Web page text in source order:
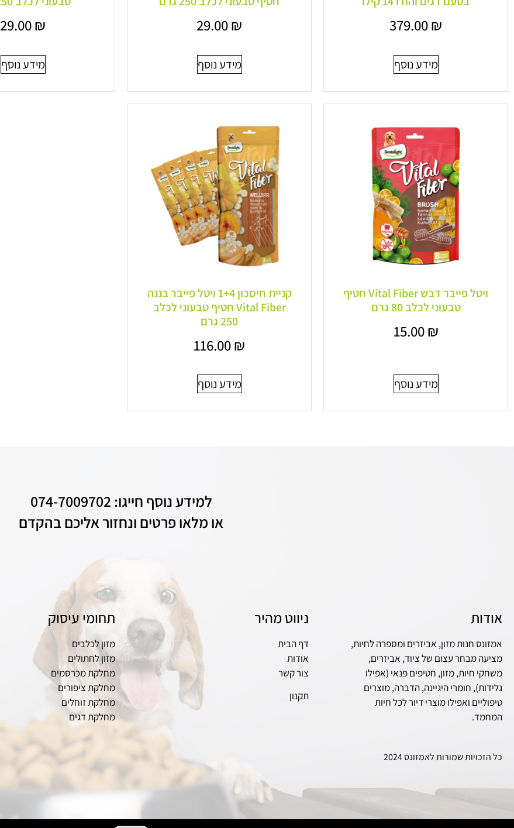
379.00₪
מידע נוסף
29.00₪
מידע נוסף
29.00₪
מידע נוסף
ויטל פייבר דבש Vital Fiber חטיף
טבעוני לכלב 80 גרם
15.00₪
מידע נוסף
קניית חיסכון 1+4 ויטל פייבר בננה
Vital Fiber חטיף טבעוני לכלב
250 גרם
116.00₪
מידע נוסף
למידע נוסף חייגו: 074-7009702
או מלאו פרטים ונחזור אליכם בהקדם
אודות
אמזונס חנות מזון, אביזרים ומספרה לחיות,
מציעה מבחר עצום של ציוד, אביזרים,
משחקי חיות, מזון, חטיפים פנאי (אפילו
גלידות), חומרי היגיינה, הדברה, מוצרים
טיפוליים ואפילו מוצרי דיור לכל חיות
המחמד.
ניווט מהיר
דף הבית
אודות
צור קשר
תקנון
תחומי עיסוק
מזון לכלבים
מזון לחתולים
מחלקת מכרסמים
מחלקת ציפורים
מחלקת זוחלים
מחלקת דגים
כל הזכויות שמורות לאמזונס 2024